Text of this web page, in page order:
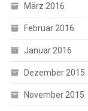
März 2016
Februar 2016
Januar 2016
Dezember 2015
November 2015